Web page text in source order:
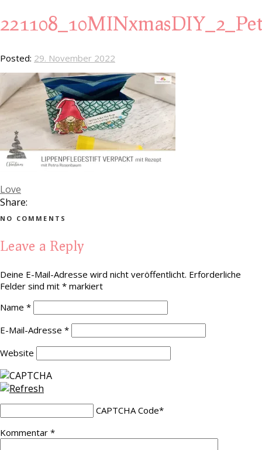
Posted: 29. November 2022
Love
Share:
NO COMMENTS
Leave a Reply
Deine E-Mail-Adresse wird nicht veröffentlicht. Erforderliche
Felder sind mit * markiert
Name *
E-Mail-Adresse *
Website
CAPTCHA Code*
Kommentar *